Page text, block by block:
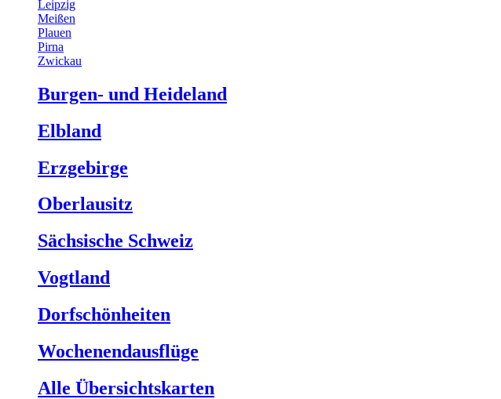
Leipzig
Meißen
Plauen
Pirna
Zwickau
Burgen- und Heideland
Elbland
Erzgebirge
Oberlausitz
Sächsische Schweiz
Vogtland
Dorfschönheiten
Wochenendausflüge
Alle Übersichtskarten